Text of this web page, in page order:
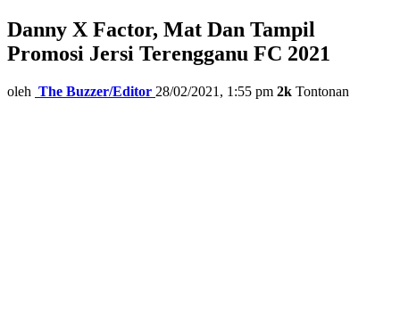
Danny X Factor, Mat Dan Tampil
Promosi Jersi Terengganu FC 2021
oleh The Buzzer/Editor 28/02/2021, 1:55 pm 2k Tontonan